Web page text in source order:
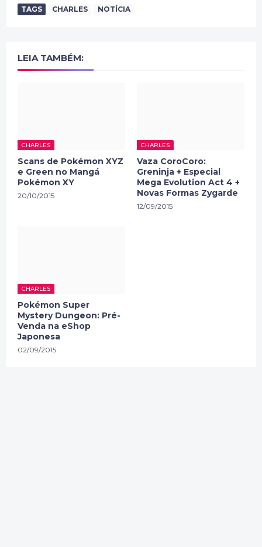
TAGS CHARLES NOTÍCIA
LEIA TAMBÉM:
CHARLES
Scans de Pokémon XYZ
e Green no Mangá
Pokémon XY
20/10/2015
CHARLES
Vaza CoroCoro:
Greninja + Especial
Mega Evolution Act 4 +
Novas Formas Zygarde
12/09/2015
CHARLES
Pokémon Super
Mystery Dungeon: Pré-
Venda na eShop
Japonesa
02/09/2015